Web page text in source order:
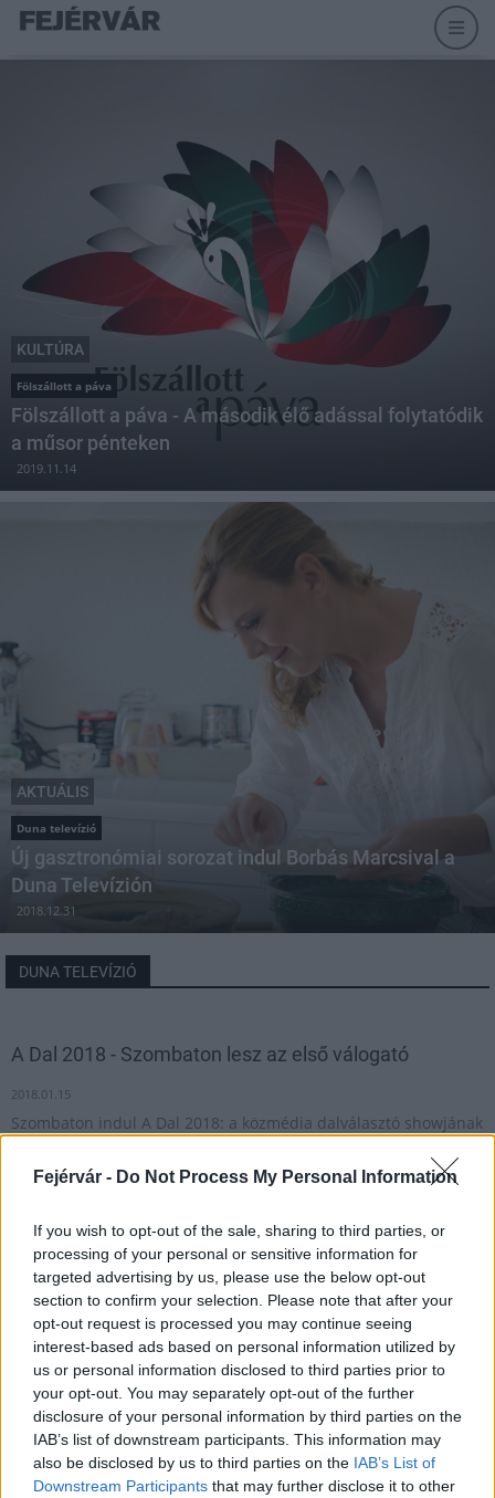
Fejérvár - Do Not Process My Personal Information
If you wish to opt-out of the sale, sharing to third parties, or
processing of your personal or sensitive information for
targeted advertising by us, please use the below opt-out
section to confirm your selection. Please note that after your
opt-out request is processed you may continue seeing
interest-based ads based on personal information utilized by
us or personal information disclosed to third parties prior to
your opt-out. You may separately opt-out of the further
disclosure of your personal information by third parties on the
IAB’s list of downstream participants. This information may
also be disclosed by us to third parties on the IAB’s List of
Downstream Participants that may further disclose it to other
KULTÚRA
Fölszállott a páva
Fölszállott a páva - A második élő adással folytatódik
a műsor pénteken
2019.11.14
AKTUÁLIS
Duna televízió
Új gasztronómiai sorozat indul Borbás Marcsival a
Duna Televízión
2018.12.31
DUNA TELEVÍZIÓ
A Dal 2018 - Szombaton lesz az első válogató
2018.01.15
Szombaton indul A Dal 2018: a közmédia dalválasztó showjának
televízióban.
1
HÍRLEVÉL
Név
E-mail cím